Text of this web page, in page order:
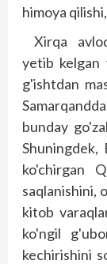
himoya
Xirqa
yetib kelgan
g'ishtdan
bunday
Shuningdek,
ko'chirgan
saqlanishini,
kitob
ko'ngil
kechirishini